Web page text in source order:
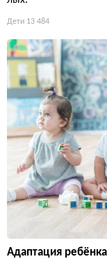
Дети 13 484
Адаптация